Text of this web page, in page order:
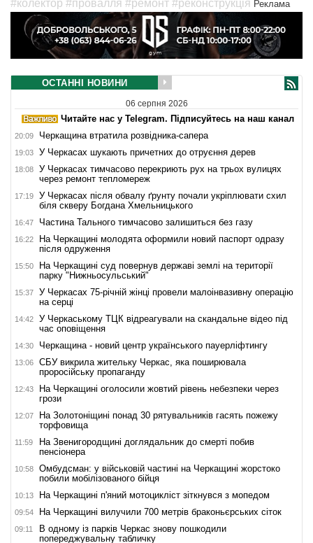
#колектор #провалля #ремонт #реконструкція Реклама
ОСТАННІ НОВИНИ
06 серпня 2026
Читайте нас у Telegram. Підписуйтесь на наш канал
20:09 Черкащина втратила розвідника-сапера
19:03 У Черкасах шукають причетних до отруєння дерев
18:08
У Черкасах тимчасово перекриють рух на трьох вулицях
через ремонт тепломереж
17:19
У Черкасах після обвалу ґрунту почали укріплювати схил
біля скверу Богдана Хмельницького
16:47 Частина Тального тимчасово залишиться без газу
16:22
На Черкащині молодята оформили новий паспорт одразу
після одруження
15:50
На Черкащині суд повернув державі землі на території
парку "Нижньосульський"
15:37
У Черкасах 75-річній жінці провели малоінвазивну операцію
на серці
14:42
У Черкаському ТЦК відреагували на скандальне відео під
час оповіщення
14:30 Черкащина - новий центр українського пауерліфтингу
13:06
СБУ викрила жительку Черкас, яка поширювала
проросійську пропаганду
12:43
На Черкащині оголосили жовтий рівень небезпеки через
грози
12:07
На Золотоніщині понад 30 рятувальників гасять пожежу
торфовища
11:59
На Звенигородщині доглядальник до смерті побив
пенсіонера
10:58
Омбудсман: у військовій частині на Черкащині жорстоко
побили мобілізованого бійця
10:13 На Черкащині п'яний мотоцикліст зіткнувся з мопедом
09:54 На Черкащині вилучили 700 метрів браконьєрських сіток
09:11
В одному із парків Черкас знову пошкодили
попереджувальну табличку